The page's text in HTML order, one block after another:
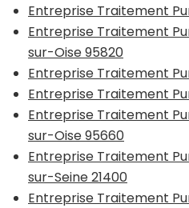
Entreprise Traitement
Entreprise Traitement
sur-Oise 95820
Entreprise Traitement
Entreprise Traitement
Entreprise Traitement
sur-Oise 95660
Entreprise Traitement
sur-Seine 21400
Entreprise Traitement